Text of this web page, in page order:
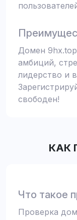
Домен
амбиций,
лидерство и
свободен!
КАК
Что такое
Проверка